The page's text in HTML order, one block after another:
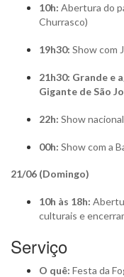
10h: Abertura do
Churrasco)
19h30: Show com
21h30: Grande e
Gigante de São
22h: Show
00h: Show com a
21/06 (Domingo)
10h às 18h:
culturais e
Serviço
O quê: Festa da